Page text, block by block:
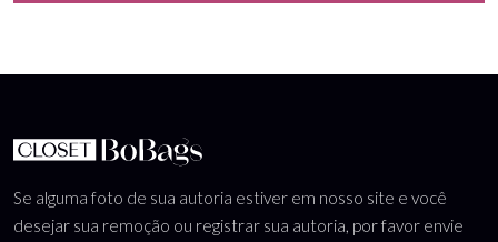
Se alguma foto de sua autoria estiver em nosso site e você
desejar sua remoção ou registrar sua autoria, por favor envie